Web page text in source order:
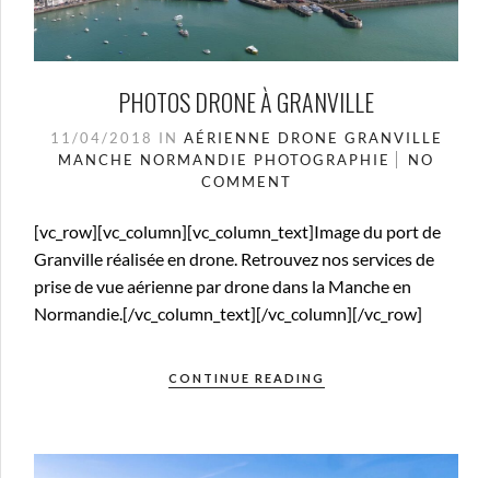
PHOTOS DRONE À GRANVILLE
11/04/2018 IN AÉRIENNE DRONE GRANVILLE
MANCHE NORMANDIE PHOTOGRAPHIE
NO
COMMENT
[vc_row][vc_column][vc_column_text]Image du port de
Granville réalisée en drone. Retrouvez nos services de
prise de vue aérienne par drone dans la Manche en
Normandie.[/vc_column_text][/vc_column][/vc_row]
CONTINUE READING